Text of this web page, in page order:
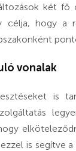
két fő
célja, hogy a
vonalak
is
is segítve